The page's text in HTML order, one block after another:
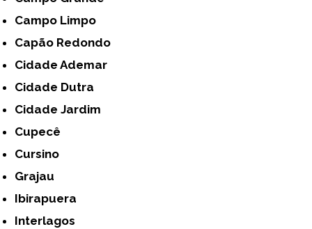
Campo Limpo
Capão Redondo
Cidade Ademar
Cidade Dutra
Cidade Jardim
Cupecê
Cursino
Grajau
Ibirapuera
Interlagos